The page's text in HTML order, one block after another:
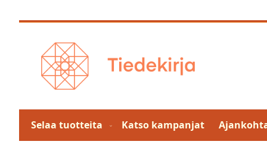
to
Selaa tuotteita Katso kampanjat